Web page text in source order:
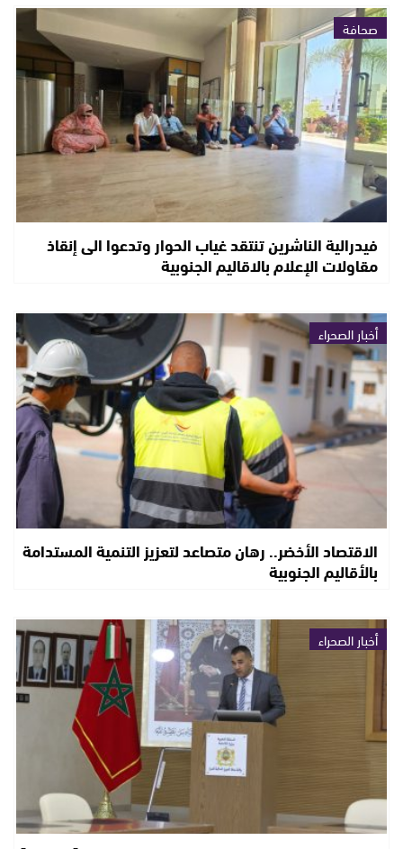
صحافة
فيدرالية الناشرين تنتقد غياب الحوار وتدعوا الى إنقاذ
مقاولات الإعلام بالاقاليم الجنوبية
أخبار الصحراء
الاقتصاد الأخضر.. رهان متصاعد لتعزيز التنمية المستدامة
بالأقاليم الجنوبية
أخبار الصحراء